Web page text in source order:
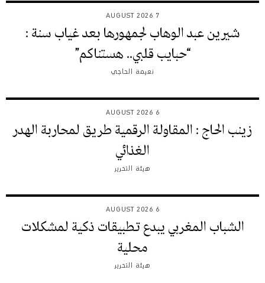
7 AUGUST 2026
شيرين عبد الوهاب لجمهورها بعد غياب سنة :
“حبايب قلبي.. هستناكم”
نعيمة الحاجي
6 AUGUST 2026
زينب الحاج : المقاولة الرقمية طريق لمحاربة الهدر
الغذائي
هيئة التحرير
6 AUGUST 2026
الشباب المغربي يبدع تطبيقات ذكية لمشكلات
محلية
هيئة التحرير